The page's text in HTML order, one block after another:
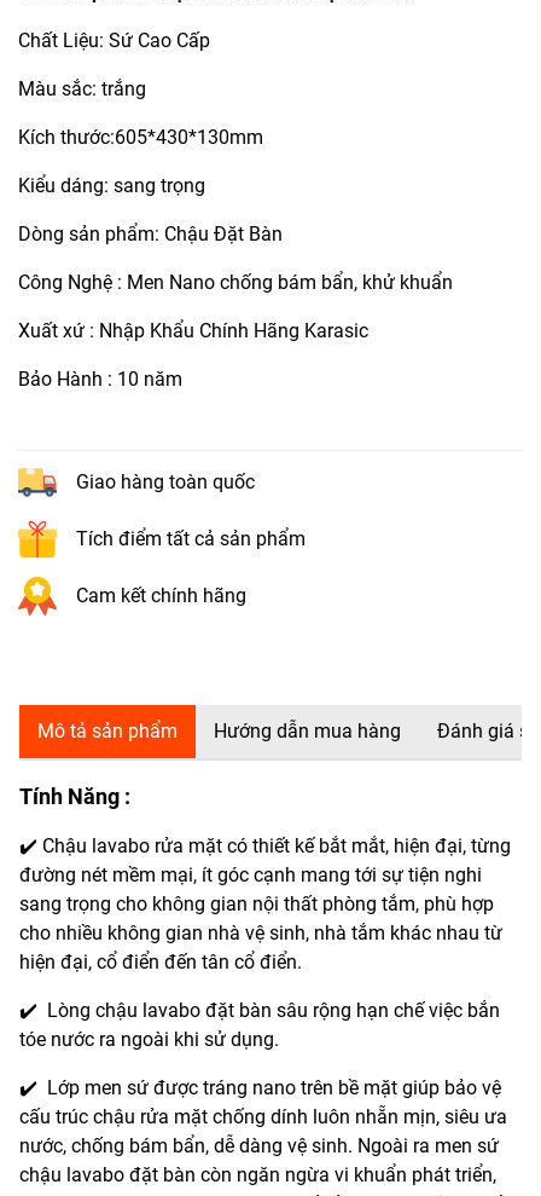
Chất Liệu: Sứ Cao Cấp
Màu sắc: trắng
Kích thước:605*430*130mm
Kiểu dáng: sang trọng
Dòng sản phẩm: Chậu Đặt Bàn
Công Nghệ : Men Nano chống bám bẩn, khử khuẩn
Xuất xứ : Nhập Khẩu Chính Hãng Karasic
Bảo Hành : 10 năm
Giao hàng toàn quốc
Tích điểm tất cả sản phẩm
Cam kết chính hãng
Mô tả sản phẩm Hướng dẫn mua hàng Đánh giá
Tính Năng :
✔️ Chậu lavabo rửa mặt có thiết kế bắt mắt, hiện đại, từng
đường nét mềm mại, ít góc cạnh mang tới sự tiện nghi
sang trọng cho không gian nội thất phòng tắm, phù hợp
cho nhiều không gian nhà vệ sinh, nhà tắm khác nhau từ
hiện đại, cổ điển đến tân cổ điển.
✔️ Lòng chậu lavabo đặt bàn sâu rộng hạn chế việc bắn
tóe nước ra ngoài khi sử dụng.
✔️ Lớp men sứ được tráng nano trên bề mặt giúp bảo vệ
cấu trúc chậu rửa mặt chống dính luôn nhẵn mịn, siêu ưa
nước, chống bám bẩn, dễ dàng vệ sinh. Ngoài ra men sứ
chậu lavabo đặt bàn còn ngăn ngừa vi khuẩn phát triển,